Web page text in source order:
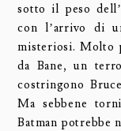
sotto il peso
con l’arrivo di
misteriosi. Molto
da Bane, un
costringono
Ma sebbene
Batman potrebbe